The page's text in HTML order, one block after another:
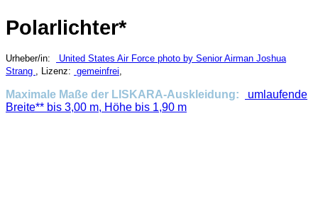
Polarlichter*
Urheber/in:
United States Air Force photo by Senior Airman Joshua
Strang
, Lizenz: gemeinfrei
Maximale Maße der LISKARA-Auskleidung:
umlaufende
Breite** bis 3,00 m, Höhe bis 1,90 m